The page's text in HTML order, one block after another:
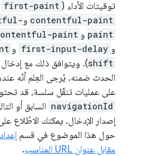
توقيتات الأداء ( first-paint
contentful-paint و
paint و paint
و first-input-delay و
shift). ويتوافق ذلك مع إدخال
الحدث ضمنه. يُرجى العِلم أنّه
على عمليات تنقّل سلسة، قد
navigationId السابق أو
إصدار الإدخال. يمكنك الاطّلاع
حول هذا الموضوع في قسم
مقابل عنوان URL المناسب
.